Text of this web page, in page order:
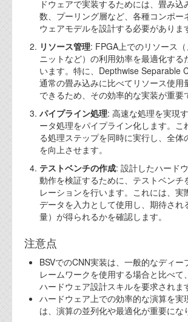
お問い合わせ
FAQ
お問い合わせフォーム
ドウェアで実装するためには、畳み込
数、プーリング層など、各種コンポー
ウェアモデルを設計する必要がありま
リソース管理: FPGA上でのリソース
ニットなど）の利用効率を最適化する
います。特に、Depthwise Separable
通常の畳み込みに比べてリソース使用
できるため、その効率的な実装が重要
パイプライン処理: 高速な処理を実現
ータ処理をパイプライン化します。こ
る処理ステップを同時に実行し、全体
を向上させます。
テストベンチの作成: 設計したハード
動作を検証するために、テストベンチ
レーションを行います。これには、実
データを入力として使用し、期待され
量）が得られるかを確認します。
注意点
BSVでのCNN実装は、一般的なディー
レームワークを使用する場合と比べて
ハードウェア設計スキルを要求されま
ハードウェア上での効率的な演算を実
は、演算の並列化や最適化が重要にな